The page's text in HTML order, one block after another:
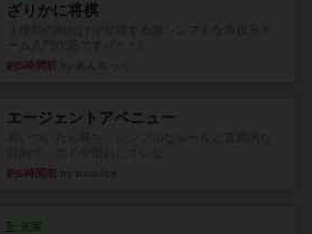
ざりかに将棋
約5時間前
エージェントアベニュー
約6時間前
充実